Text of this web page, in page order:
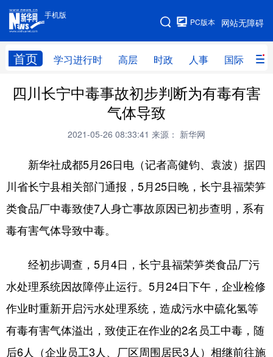
手机版
网站无障碍
PC版本
首页 学习进行时 高层 时政 人事 国际 财
手机版
网站地图
学习进行时 高层 时政 人事
财经 网评
全球连线
科技 科创 量子 体育
文化 书画 健康 军事
食品 人居 信息化 数字经济
学术中国 乡村振兴
城市
彩票 娱乐 时尚 悦读
四川长宁中毒事故初步判断为有毒有害
气体导致
2021-05-26 08:33:41 来源： 新华网
新华社成都5月26日电（记者高健钧、袁波）据四
川省长宁县相关部门通报，5月25日晚，长宁县福荣笋
类食品厂中毒致使7人身亡事故原因已初步查明，系有
毒有害气体导致中毒。
经初步调查，5月4日，长宁县福荣笋类食品厂污
水处理系统因故障停止运行。5月24日下午，企业检修
作业时重新开启污水处理系统，造成污水中硫化氢等
有毒有害气体溢出，致使正在作业的2名员工中毒，随
后6人（企业员工3人、厂区周围居民3人）相继前往施